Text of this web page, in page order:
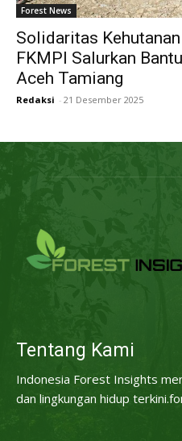
Forest News
Solidaritas
FKMPI Salurkan
Aceh Tamiang
Redaksi - 21 Desember 2025
Tentang Kami
Indonesia Forest Insights
dan lingkungan hidup